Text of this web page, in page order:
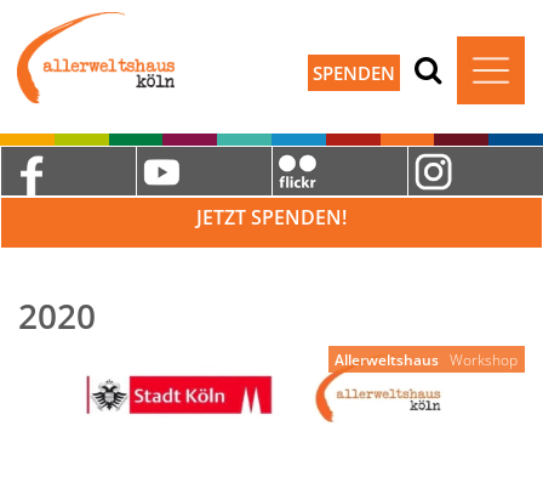
SPENDEN
JETZT SPENDEN!
2020
Allerweltshaus Workshop